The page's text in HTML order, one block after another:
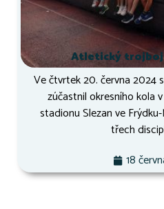
Atletický trojboj
Ve čtvrtek 20. června 2024
zúčastnil okresního kola
stadionu Slezan ve
třech
18